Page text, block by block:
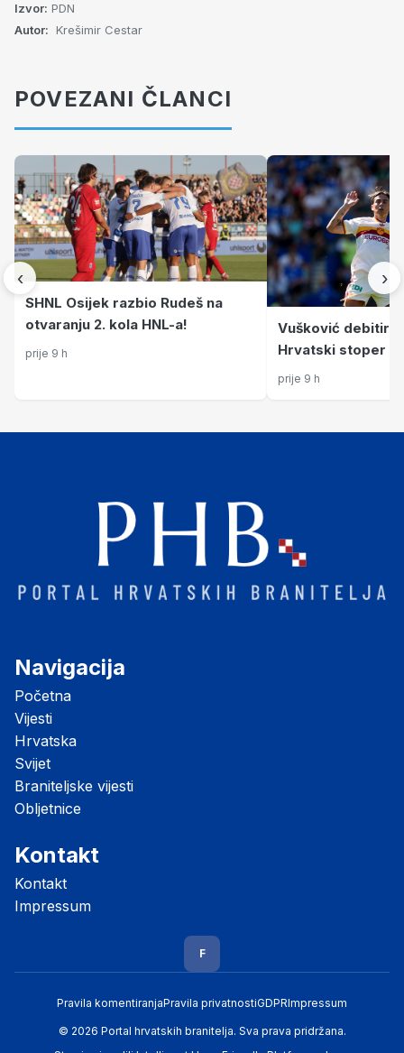
Izvor: PDN
Autor: Krešimir Cestar
POVEZANI ČLANCI
‹
SHNL Osijek razbio Rudeš na
otvaranju 2. kola HNL-a!
prije 9 h
Vušković
Hrvatski stoper
pokazao što zna
prije 9 h
›
Navigacija
Početna
Vijesti
Hrvatska
Svijet
Braniteljske vijesti
Obljetnice
Kontakt
Kontakt
Impressum
F
Pravila komentiranjaPravila privatnostiGDPRImpressum
© 2026 Portal hrvatskih branitelja. Sva prava pridržana.